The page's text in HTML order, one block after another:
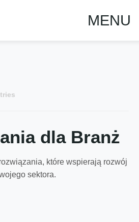
MENU
dla Branż
które wspierają rozwój
sektora.